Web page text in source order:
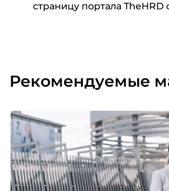
страницу портала TheHRD
Рекомендуемые